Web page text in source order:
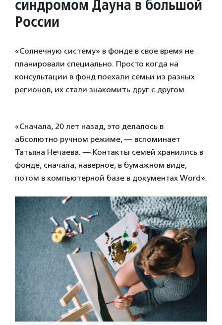
синдромом Дауна в большой
России
«Солнечную систему» в фонде в свое время не
планировали специально. Просто когда на
консультации в фонд поехали семьи из разных
регионов, их стали знакомить друг с другом.
«Сначала, 20 лет назад, это делалось в
абсолютно ручном режиме, — вспоминает
Татьяна Нечаева. — Контакты семей хранились в
фонде, сначала, наверное, в бумажном виде,
потом в компьютерной базе в документах Word».